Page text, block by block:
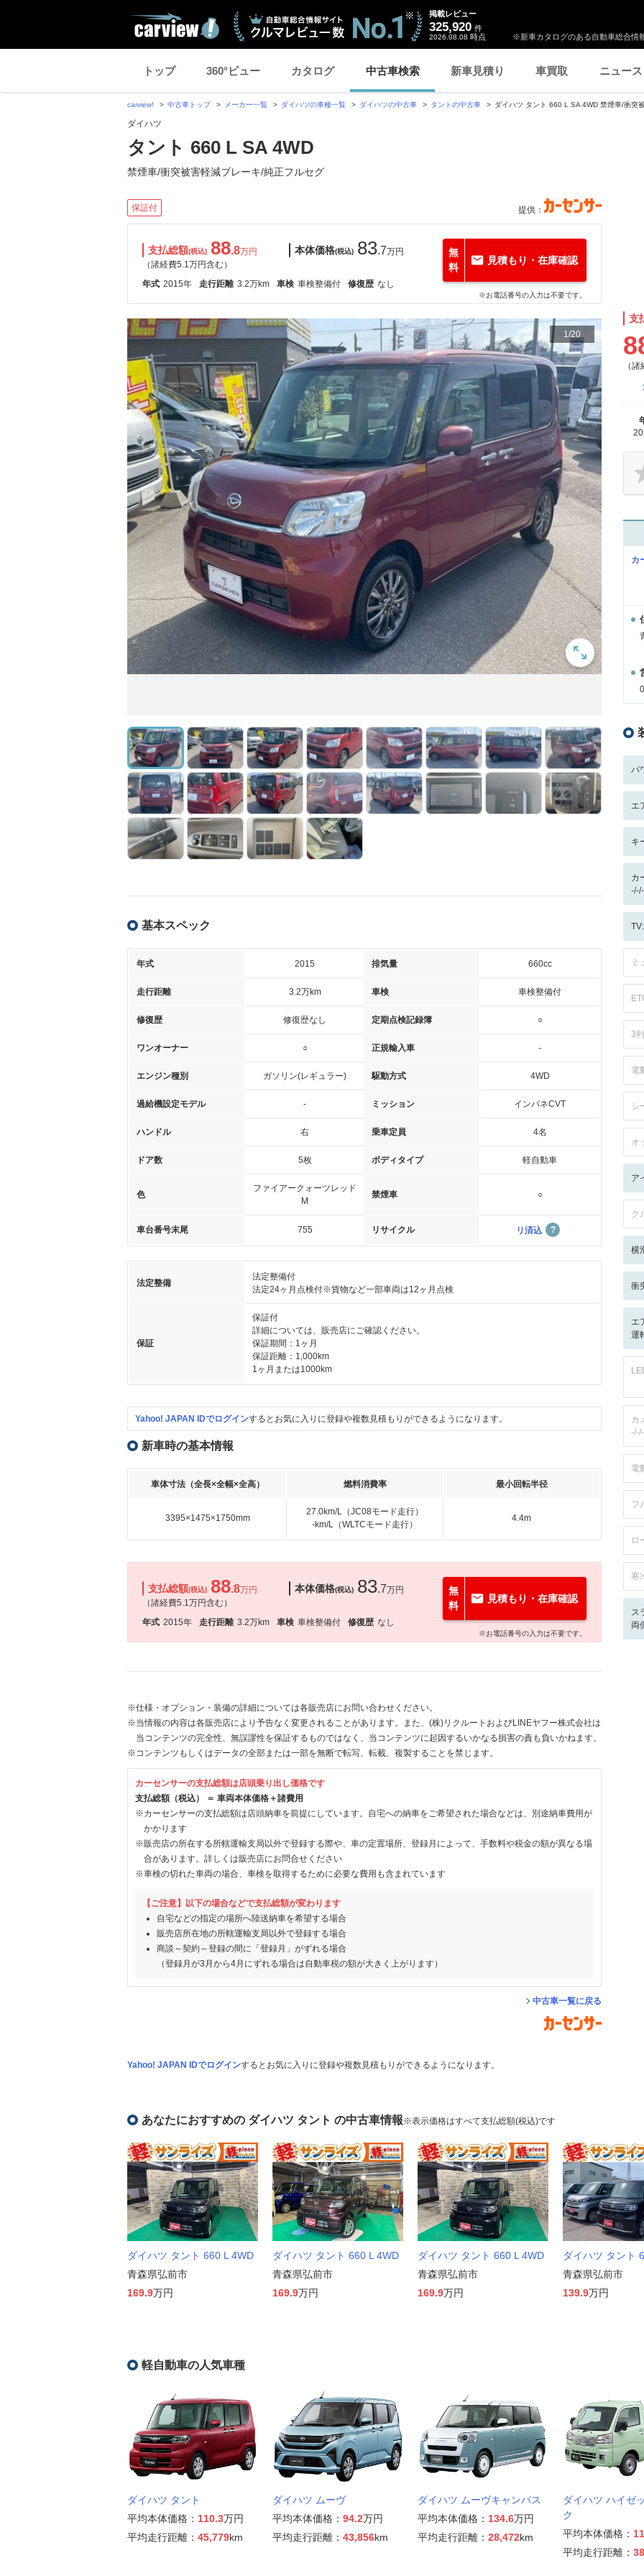
※新車カタログのある自動車総合情
掲載レビュー
325,920 件
2026.08.08 時点
トップ 360°ビュー カタログ 中古車検索 新車見積り 車買取 ニュース
carview! 中古車トップ メーカー一覧 ダイハツの車種一覧 ダイハツの中古車 タントの中古車 ダイハツ タント 660 L SA 4WD 禁煙車/衝突
ダイハツ
タント 660 L SA 4WD
禁煙車/衝突被害軽減ブレーキ/純正フルセグ
保証付 提供：
支払総額(税込) 88.8万円
（諸経費5.1万円含む）
本体価格(税込) 83.7万円
年式 2015年 走行距離 3.2万km 車検 車検整備付 修復歴 なし
無
料
見積もり・在庫確認
※お電話番号の入力は不要です。
1/20
基本スペック
年式 2015 排気量 660cc
走行距離 3.2万km 車検 車検整備付
修復歴 修復歴なし 定期点検記録簿 ○
ワンオーナー ○ 正規輸入車 -
エンジン種別 ガソリン(レギュラー) 駆動方式 4WD
過給機設定モデル - ミッション インパネCVT
ハンドル 右 乗車定員 4名
ドア数 5枚 ボディタイプ 軽自動車
色
ファイアークォーツレッド
M
禁煙車 ○
車台番号末尾 755 リサイクル リ済込
法定整備
法定整備付
法定24ヶ月点検付※貨物など一部車両は12ヶ月点検
保証
保証付
詳細については、販売店にご確認ください。
保証期間：1ヶ月
保証距離：1,000km
1ヶ月または1000km
Yahoo! JAPAN IDでログインするとお気に入りに登録や複数見積もりができるようになります。
新車時の基本情報
車体寸法（全長×全幅×全高） 燃料消費率 最小回転半径
3395×1475×1750mm
27.0km/L（JC08モード走行）
-km/L（WLTCモード走行）
4.4m
支払総額(税込) 88.8万円
（諸経費5.1万円含む）
本体価格(税込) 83.7万円
年式 2015年 走行距離 3.2万km 車検 車検整備付 修復歴 なし
無
料
見積もり・在庫確認
※お電話番号の入力は不要です。
※仕様・オプション・装備の詳細については各販売店にお問い合わせください。
※当情報の内容は各販売店により予告なく変更されることがあります。また、(株)リクルートおよびLINEヤフー株式会社は
当コンテンツの完全性、無誤謬性を保証するものではなく、当コンテンツに起因するいかなる損害の責も負いかねます。
※コンテンツもしくはデータの全部または一部を無断で転写、転載、複製することを禁じます。
カーセンサーの支払総額は店頭乗り出し価格です
支払総額（税込） ＝ 車両本体価格＋諸費用
※カーセンサーの支払総額は店頭納車を前提にしています。自宅への納車をご希望された場合などは、別途納車費用が
かかります
※販売店の所在する所轄運輸支局以外で登録する際や、車の定置場所、登録月によって、手数料や税金の額が異なる場
合があります。詳しくは販売店にお問合せください
※車検の切れた車両の場合、車検を取得するために必要な費用も含まれています
【ご注意】以下の場合などで支払総額が変わります
自宅などの指定の場所へ陸送納車を希望する場合
販売店所在地の所轄運輸支局以外で登録する場合
商談～契約～登録の間に「登録月」がずれる場合
（登録月が3月から4月にずれる場合は自動車税の額が大きく上がります）
中古車一覧に戻る
Yahoo! JAPAN IDでログインするとお気に入りに登録や複数見積もりができるようになります。
支
（
カ
パ
エ
キ
カ
ミ
3
電
シ
オ
ア
ク
横
衝
エ
運
カ
電
フ
ロ
寒
ス
両
あなたにおすすめの ダイハツ タント の中古車情報※表示価格はすべて支払総額(税込)です
ダイハツ タント 660 L 4WD
青森県弘前市
169.9万円
ダイハツ タント 660 L 4WD
青森県弘前市
169.9万円
ダイハツ タント 660 L 4WD
青森県弘前市
169.9万円
ダイハツ タント
青森県弘前市
139.9万円
軽自動車の人気車種
ダイハツ タント
平均本体価格： 110.3万円
平均走行距離： 45,779km
ダイハツ ムーヴ
平均本体価格： 94.2万円
平均走行距離： 43,856km
ダイハツ ムーヴキャンバス
平均本体価格： 134.6万円
平均走行距離： 28,472km
ダイハツ ハイゼ
ク
平均本体価格：
平均走行距離：